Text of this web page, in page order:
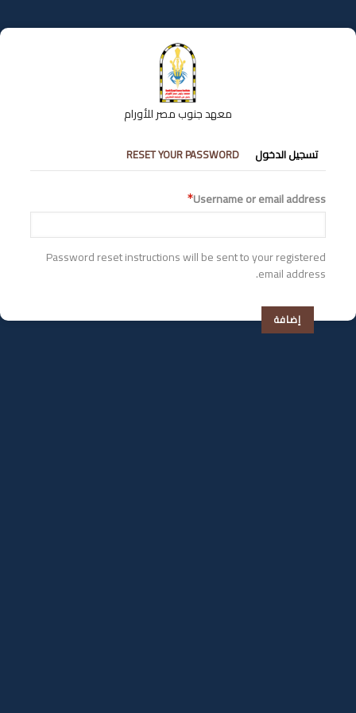
إلى
المحتوى
معهد جنوب مصر للأورام
التبويبات
الأساسية
تسجيل الدخول RESET YOUR PASSWORD
Username or email address
Password reset instructions will be sent to your registered
email address.